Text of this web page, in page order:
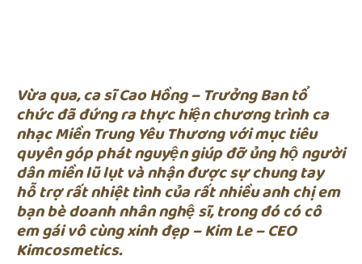
Vừa qua, ca sĩ Cao Hồng – Trưởng Ban tổ
chức đã đứng ra thực hiện chương trình ca
nhạc Miền Trung Yêu Thương với mục tiêu
quyên góp phát nguyện giúp đỡ ủng hộ người
dân miền lũ lụt và nhận được sự chung tay
hỗ trợ rất nhiệt tình của rất nhiều anh chị em
bạn bè doanh nhân nghệ sĩ, trong đó có cô
em gái vô cùng xinh đẹp – Kim Le – CEO
Kimcosmetics.